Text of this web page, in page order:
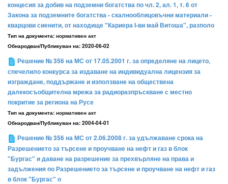
концесия за добив на подземни богатства по чл. 2, ал. 1, т. 6 от
Закона за подземните богатства - скалнооблицовъчни материали -
кварцови сиенити, от находище "Кариера I-ви май Витоша", разполо
Тип на документа: нормативен акт
Обнародван/Публикуван на: 2020-06-02
Решение № 356 на МС от 17.05.2001 г. за определяне на лицето,
спечелило конкурса за издаване на индивидуална лицензия за
изграждане, поддържане и използване на обществена
далекосъобщителна мрежа за радиоразпръскване с местно
покритие за региона на Русе
Тип на документа: нормативен акт
Обнародван/Публикуван на: 2004-04-01
Решение № 356 на МС от 2.06.2008 г. за удължаване срока на
Разрешението за търсене и проучване на нефт и газ в блок
"Бургас" и даване на разрешение за прехвърляне на права и
задължения по Разрешението за търсене и проучване на нефт и газ
в блок "Бургас" о